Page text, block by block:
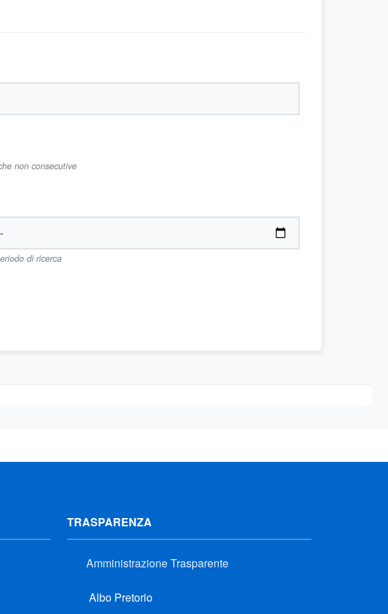
non consecutive
di ricerca
TRASPARENZA
Amministrazione Trasparente
Albo Pretorio